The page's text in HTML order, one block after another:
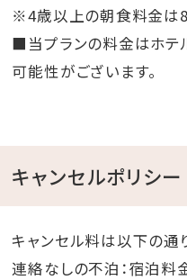
※4歳以上の朝食料金は
■当プランの料金はホテ
可能性がございます。
キャンセルポリシー
キャンセル料は以下の通
連絡なしの不泊：宿泊料